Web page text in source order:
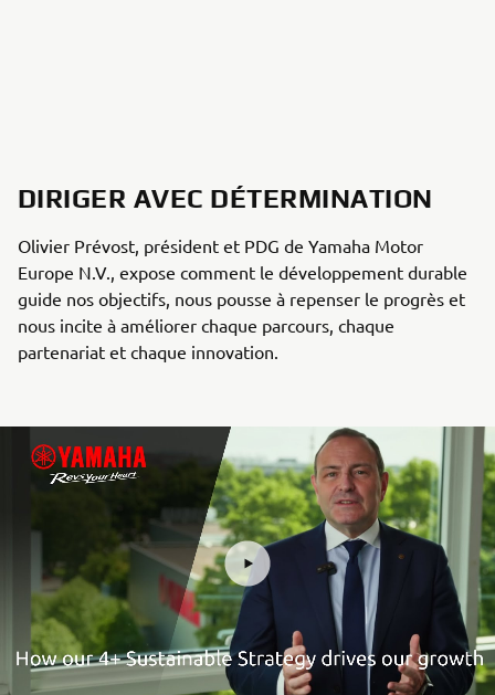
DIRIGER AVEC DÉTERMINATION
Olivier Prévost, président et PDG de Yamaha Motor
Europe N.V., expose comment le développement durable
guide nos objectifs, nous pousse à repenser le progrès et
nous incite à améliorer chaque parcours, chaque
partenariat et chaque innovation.